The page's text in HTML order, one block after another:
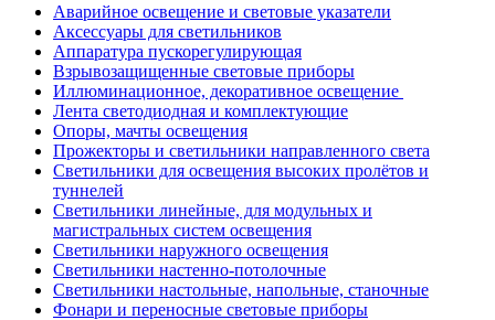
Аварийное освещение и световые указатели
Аксессуары для светильников
Аппаратура пускорегулирующая
Взрывозащищенные световые приборы
Иллюминационное, декоративное освещение
Лента светодиодная и комплектующие
Опоры, мачты освещения
Прожекторы и светильники направленного света
Светильники для освещения высоких пролётов и
туннелей
Светильники линейные, для модульных и
магистральных систем освещения
Светильники наружного освещения
Светильники настенно-потолочные
Светильники настольные, напольные, станочные
Фонари и переносные световые приборы